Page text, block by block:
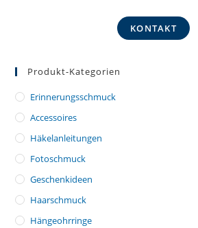
KONTAKT
Produkt-Kategorien
Erinnerungsschmuck
Accessoires
Häkelanleitungen
Fotoschmuck
Geschenkideen
Haarschmuck
Hängeohrringe